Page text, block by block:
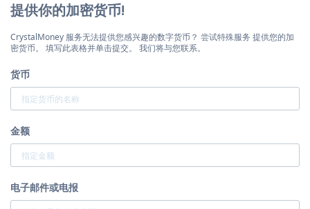
提供你的加密货币!
CrystalMoney 服务无法提供您感兴趣的数字货币？ 尝试特殊服务 提供您的加
密货币。 填写此表格并单击提交。 我们将与您联系。
货币
金额
电子邮件或电报